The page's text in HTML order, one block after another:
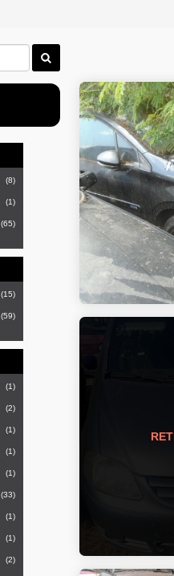
(8)
(1)
(65)
(15)
(59)
(1)
(2)
(1)
(1)
(1)
(33)
(1)
(1)
(2)